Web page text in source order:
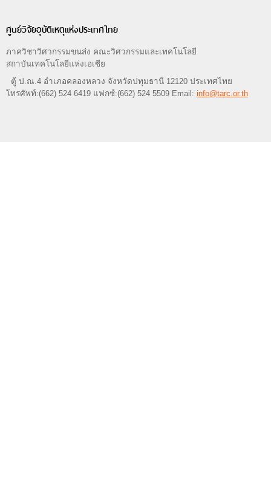
ศูนย์วิจัยอุบัติเหตุแห่งประเทศไทย
ภาควิชาวิศวกรรมขนส่ง คณะวิศวกรรมและเทคโนโลยี
สถาบันเทคโนโลยีแห่งเอเซีย
ตู้ ป.ณ.4 อำเภอคลองหลวง จังหวัดปทุมธานี 12120 ประเทศไทย
โทรศัพท์:(662) 524 6419 แฟกซ์:(662) 524 5509 Email: info@tarc.or.th